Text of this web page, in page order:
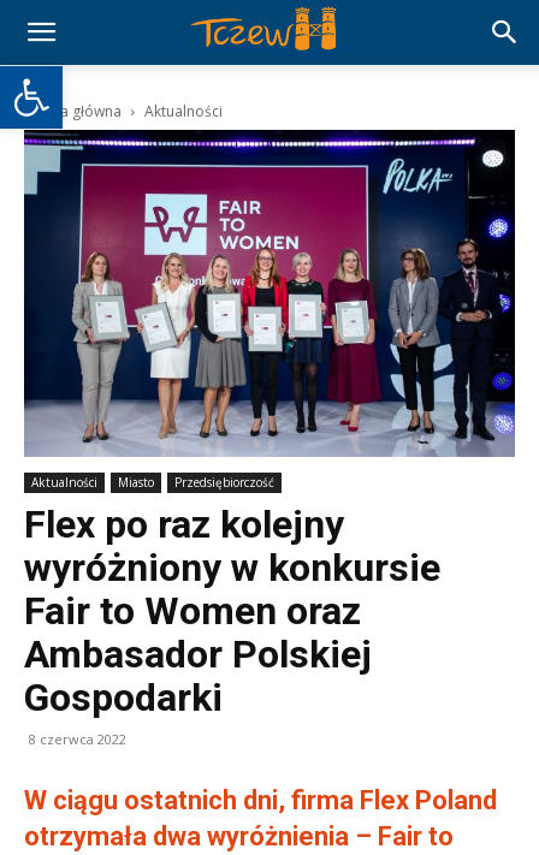
Otwórz pasek narzędzi
Strona główna Aktualności
Aktualności Miasto Przedsiębiorczość
Flex po raz kolejny
wyróżniony w konkursie
Fair to Women oraz
Ambasador Polskiej
Gospodarki
8 czerwca 2022
W ciągu ostatnich dni, firma Flex Poland
otrzymała dwa wyróżnienia – Fair to